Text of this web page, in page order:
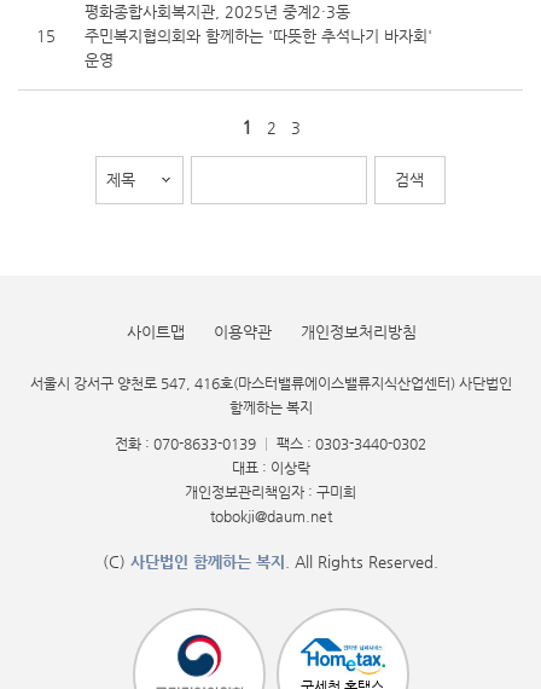
15
평화종합사회복지관, 2025년 중계2·3동
주민복지협의회와 함께하는 '따뜻한 추석나기 바자회'
운영
1 2 3
사이트맵 이용약관 개인정보처리방침
서울시 강서구 양천로 547, 416호(마스터밸류에이스밸류지식산업센터) 사단법인
함께하는 복지
전화 : 070-8633-0139
팩스 : 0303-3440-0302
대표 : 이상락
개인정보관리책임자 : 구미희
tobokji@daum.net
(C) 사단법인 함께하는 복지 . All Rights Reserved.